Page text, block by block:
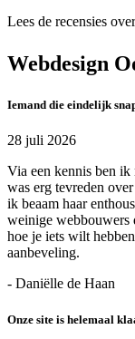
Lees de recensies over
Webdesign
Iemand die eindelijk
28 juli 2026
Via een kennis ben ik
was erg tevreden
ik beaam haar
weinige webbouwers
hoe je iets wilt
aanbeveling.
- Daniëlle de Haan
Onze site is helemaal